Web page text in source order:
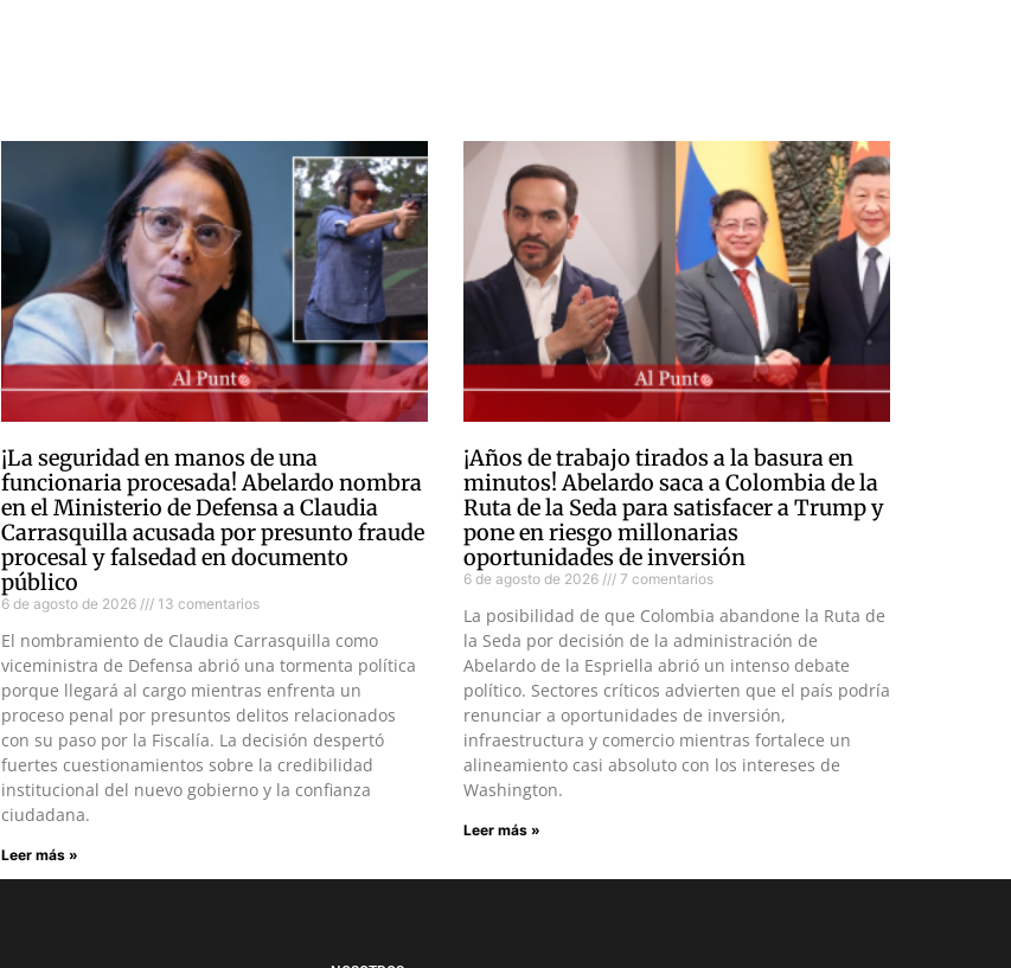
¡La seguridad en manos de una
funcionaria procesada! Abelardo nombra
en el Ministerio de Defensa a Claudia
Carrasquilla acusada por presunto fraude
procesal y falsedad en documento
público
6 de agosto de 2026 13 comentarios
El nombramiento de Claudia Carrasquilla como
viceministra de Defensa abrió una tormenta política
porque llegará al cargo mientras enfrenta un
proceso penal por presuntos delitos relacionados
con su paso por la Fiscalía. La decisión despertó
fuertes cuestionamientos sobre la credibilidad
institucional del nuevo gobierno y la confianza
ciudadana.
Leer más »
¡Años de trabajo tirados a la basura en
minutos! Abelardo saca a Colombia de la
Ruta de la Seda para satisfacer a Trump y
pone en riesgo millonarias
oportunidades de inversión
6 de agosto de 2026 7 comentarios
La posibilidad de que Colombia abandone la Ruta de
la Seda por decisión de la administración de
Abelardo de la Espriella abrió un intenso debate
político. Sectores críticos advierten que el país podría
renunciar a oportunidades de inversión,
infraestructura y comercio mientras fortalece un
alineamiento casi absoluto con los intereses de
Washington.
Leer más »